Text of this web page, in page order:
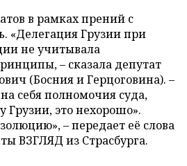
в рамках прений с
«Делегация Грузии при
не учитывала
– сказала депутат
(Босния и Герцоговина). –
себя полномочия суда,
Грузии, это нехорошо».
– передает её слова
ВЗГЛЯД из Страсбурга.